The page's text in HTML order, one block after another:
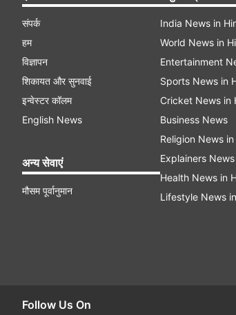
संपर्क
हम
विज्ञापन
शिकायत और सुनवाई
इन्वेस्टर कॉलम
English News
अन्य सेवाएं
मौसम पूर्वानुमान
India News in
World News in
Entertainment
Sports News in
Cricket News in
Business News
Religion News
Explainers
Health News in
Lifestyle News
Follow Us On